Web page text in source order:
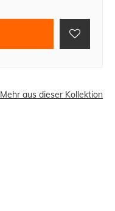
Mehr aus dieser Kollektion